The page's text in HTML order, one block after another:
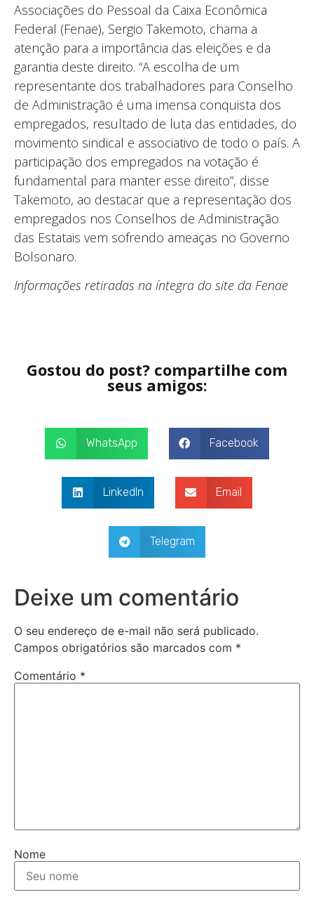
Associações do Pessoal da Caixa Econômica
Federal (Fenae), Sergio Takemoto, chama a
atenção para a importância das eleições e da
garantia deste direito. “A escolha de um
representante dos trabalhadores para Conselho
de Administração é uma imensa conquista dos
empregados, resultado de luta das entidades, do
movimento sindical e associativo de todo o país. A
participação dos empregados na votação é
fundamental para manter esse direito”, disse
Takemoto, ao destacar que a representação dos
empregados nos Conselhos de Administração
das Estatais vem sofrendo ameaças no Governo
Bolsonaro.
Informações retiradas na íntegra do site da Fenae
Gostou do post? compartilhe com
seus amigos:
WhatsApp Facebook
LinkedIn Email
Telegram
Deixe um comentário
O seu endereço de e-mail não será publicado.
Campos obrigatórios são marcados com *
Comentário *
Nome